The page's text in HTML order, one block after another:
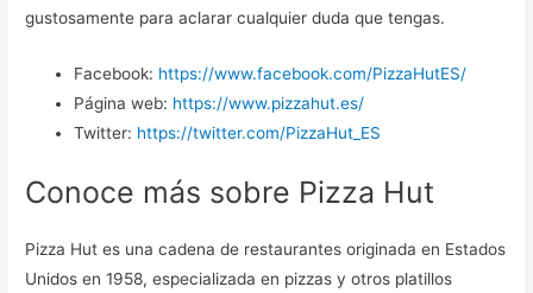
gustosamente para aclarar cualquier duda que tengas.
Facebook: https://www.facebook.com/PizzaHutES/
Página web: https://www.pizzahut.es/
Twitter: https://twitter.com/PizzaHut_ES
Conoce más sobre Pizza Hut
Pizza Hut es una cadena de restaurantes originada en Estados
Unidos en 1958, especializada en pizzas y otros platillos